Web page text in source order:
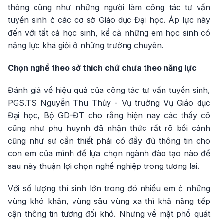
thông cũng như những người làm công tác tư vấn
tuyển sinh ở các cơ sở Giáo dục Đại học. Áp lực này
đến với tất cả học sinh, kể cả những em học sinh có
năng lực khá giỏi ở những trường chuyên.
Chọn nghề theo sở thích chứ chưa theo năng lực
Đánh giá về hiệu quả của công tác tư vấn tuyển sinh,
PGS.TS Nguyễn Thu Thủy - Vụ trưởng Vụ Giáo dục
Đại học, Bộ GD-ĐT cho rằng hiện nay các thầy cô
cũng như phụ huynh đã nhận thức rất rõ bối cảnh
cũng như sự cần thiết phải có đầy đủ thông tin cho
con em của mình để lựa chọn ngành đào tạo nào để
sau này thuận lợi chọn nghề nghiệp trong tương lai.
Với số lượng thí sinh lớn trong đó nhiều em ở những
vùng khó khăn, vùng sâu vùng xa thì khả năng tiếp
cận thông tin tương đối khó. Nhưng về mặt phổ quát